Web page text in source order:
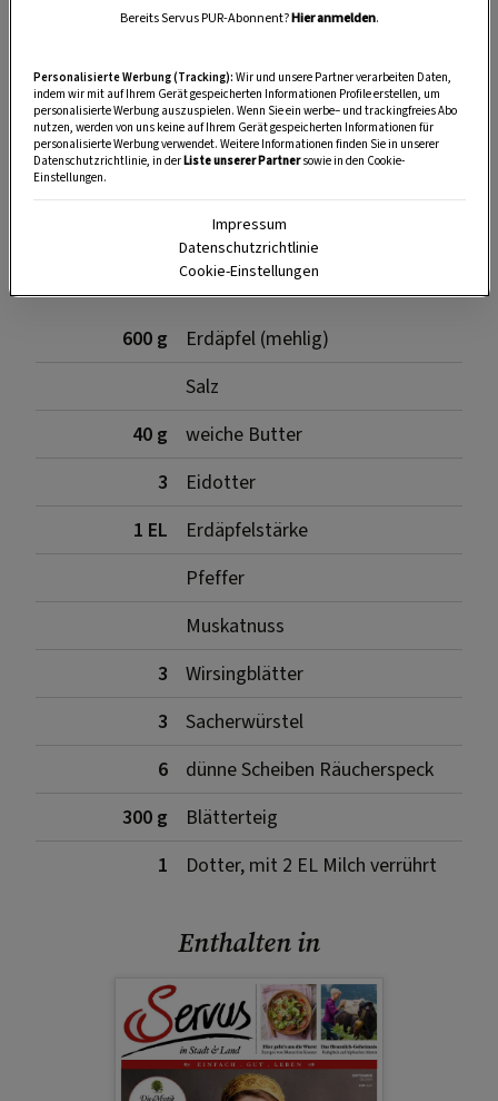
SPEICHERN DRUCKEN
Zutaten
600 g
Erdäpfel (mehlig)
Salz
40 g
weiche Butter
3
Eidotter
1 EL
Erdäpfelstärke
Pfeffer
Muskatnuss
3
Wirsingblätter
3
Sacherwürstel
6
dünne Scheiben Räucherspeck
300 g
Blätterteig
1
Dotter, mit 2 EL Milch verrührt
Enthalten in
Bereits Servus PUR-Abonnent?Hier anmelden.
Personalisierte Werbung (Tracking): Wir und unsere Partner verarbeiten Daten,
indem wir mit auf Ihrem Gerät gespeicherten Informationen Profile erstellen, um
personalisierte Werbung auszuspielen. Wenn Sie ein werbe– und trackingfreies Abo
nutzen, werden von uns keine auf Ihrem Gerät gespeicherten Informationen für
personalisierte Werbung verwendet. Weitere Informationen finden Sie in unserer
Datenschutzrichtlinie, in derListe unserer Partnersowie in den Cookie-
Einstellungen.
Impressum
Datenschutzrichtlinie
Cookie-Einstellungen